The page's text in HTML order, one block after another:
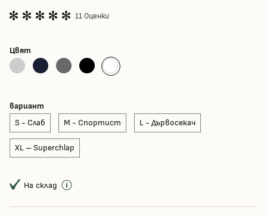
11 Оценки
Цвят
вариант
S - Слаб
M - Спортист L - Дървосекач
XL – Superchlap
На склад